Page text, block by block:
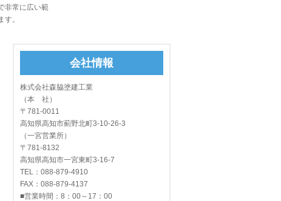
非常に広い範
す。
会社情報
株式会社森脇塗建工業
（本 社）
〒781-0011
高知県高知市薊野北町3-10-26-3
（一宮営業所）
〒781-8132
高知県高知市一宮東町3-16-7
TEL：088-879-4910
FAX：088-879-4137
■営業時間：8：00～17：00